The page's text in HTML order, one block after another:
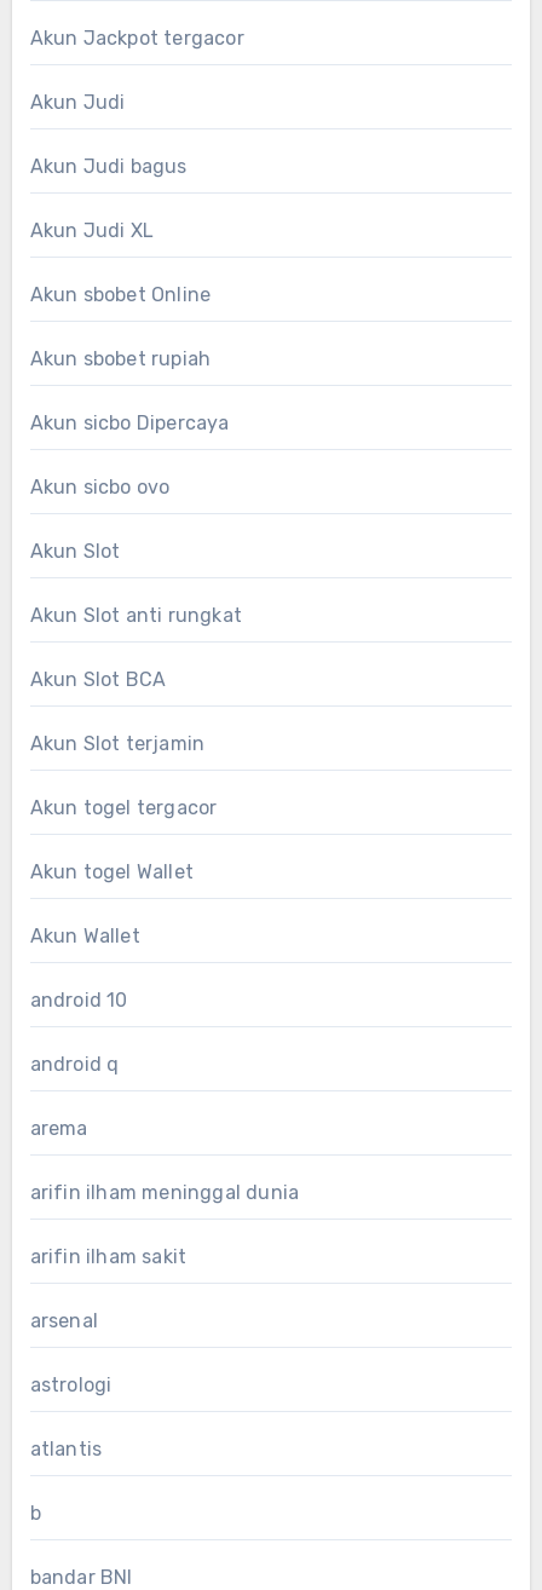
Akun Jackpot tergacor
Akun Judi
Akun Judi bagus
Akun Judi XL
Akun sbobet Online
Akun sbobet rupiah
Akun sicbo Dipercaya
Akun sicbo ovo
Akun Slot
Akun Slot anti rungkat
Akun Slot BCA
Akun Slot terjamin
Akun togel tergacor
Akun togel Wallet
Akun Wallet
android 10
android q
arema
arifin ilham meninggal dunia
arifin ilham sakit
arsenal
astrologi
atlantis
b
bandar BNI